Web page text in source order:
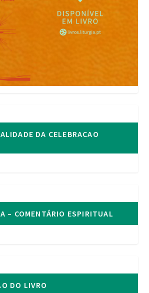
DA CELEBRACAO
– COMENTÁRIO ESPIRITUAL
DO LIVRO